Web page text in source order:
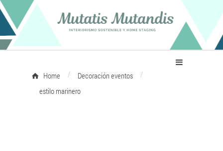
Home / Decoración eventos
/
estilo marinero